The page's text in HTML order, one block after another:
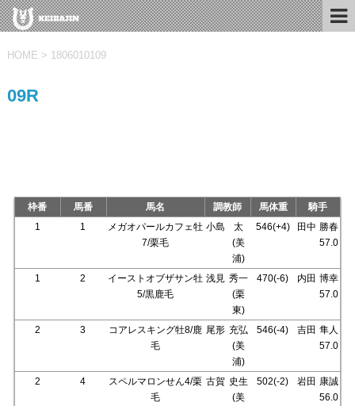
HOME > 1806010109
09R
枠番 馬番 馬名 調教師 馬体重
騎手
1
1
メガオパールカフェ牡
7/栗毛
小島
太
(美
浦)
546(+4) 田中 勝春
57.0
1 2
イーストオブザサン牡
5/黒鹿毛
浅見 秀一
(栗
東)
470(-6) 内田 博幸
57.0
2 3
コアレスキング牡8/鹿
毛
尾形 充弘
(美
浦)
546(-4) 吉田 隼人
57.0
2 4
スペルマロンせん4/栗
毛
古賀 史生
(美
502(-2) 岩田 康誠
56.0